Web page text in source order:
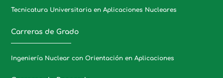
Tecnicatura Universitaria en Aplicaciones Nucleares
Carreras de Grado
Ingeniería Nuclear con Orientación en Aplicaciones